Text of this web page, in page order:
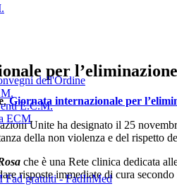
dell'Ordine
E.C.M.
ECM
Fad gratuiti - FadInMed
per
,Giornata internazionale per
Unite ha designato il 25
della non violenza e del rispetto
che è una Rete clinica dedicata
risposte immediate di cura